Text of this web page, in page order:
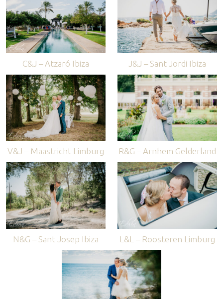
C&J – Atzaró Ibiza J&J – Sant Jordi Ibiza
V&J – Maastricht Limburg R&G – Arnhem Gelderland
N&G – Sant Josep Ibiza L&L – Roosteren Limburg